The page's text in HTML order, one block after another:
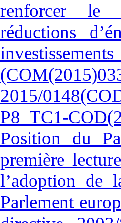
renforcer le
réductions
2015/
P8_TC1-
Position du
première
l’adoption de
Parlement